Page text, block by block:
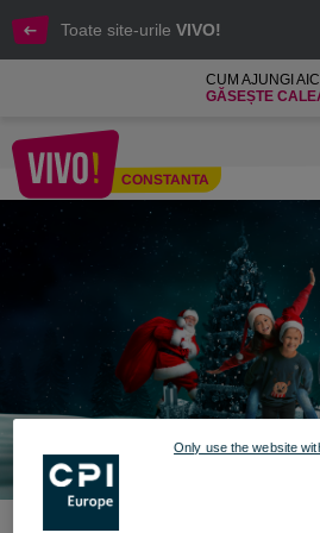
Toate site-urile VIVO!
CUM AJUNGI AICI
GĂSEȘTE
Constanta
CONSTANTA
Lumea magică a lui Moș Crăciun
Only use the website